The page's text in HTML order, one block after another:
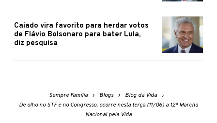
Caiado vira favorito para herdar votos
de Flávio Bolsonaro para bater Lula,
diz pesquisa
Sempre Família Blogs
Blog da Vida
De olho no STF e no Congresso, ocorre nesta terça (11/06) a 12ª Marcha
Nacional pela Vida